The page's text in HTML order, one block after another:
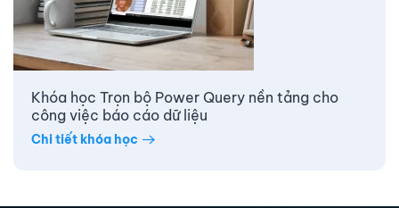
Khóa học Trọn bộ Power Query nền tảng cho
công việc báo cáo dữ liệu
Chi tiết khóa học